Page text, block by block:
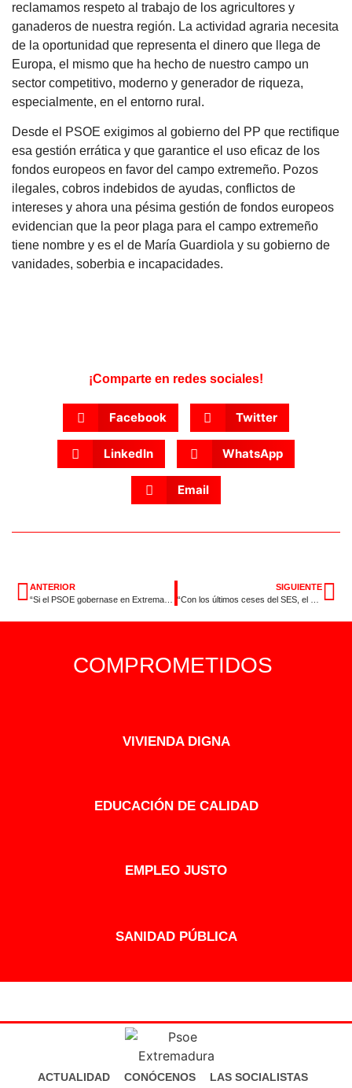
reclamamos respeto al trabajo de los agricultores y
ganaderos de nuestra región. La actividad agraria necesita
de la oportunidad que representa el dinero que llega de
Europa, el mismo que ha hecho de nuestro campo un
sector competitivo, moderno y generador de riqueza,
especialmente, en el entorno rural.
Desde el PSOE exigimos al gobierno del PP que rectifique
esa gestión errática y que garantice el uso eficaz de los
fondos europeos en favor del campo extremeño. Pozos
ilegales, cobros indebidos de ayudas, conflictos de
intereses y ahora una pésima gestión de fondos europeos
evidencian que la peor plaga para el campo extremeño
tiene nombre y es el de María Guardiola y su gobierno de
vanidades, soberbia e incapacidades.
¡Comparte en redes sociales!
Facebook Twitter
LinkedIn WhatsApp
Email
ANTERIOR
SIGUIENTE
COMPROMETIDOS
VIVIENDA DIGNA
EDUCACIÓN DE CALIDAD
EMPLEO JUSTO
SANIDAD PÚBLICA
ACTUALIDAD CONÓCENOS LAS SOCIALISTAS